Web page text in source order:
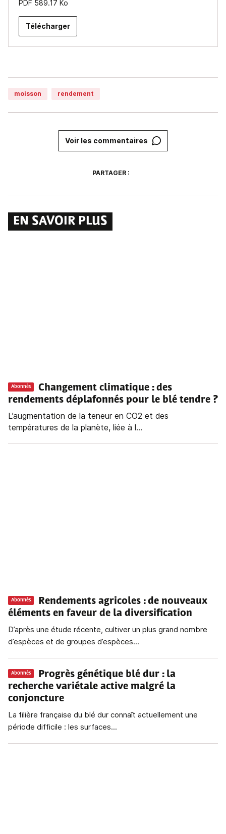
PDF 589.17 Ko
Télécharger
moisson rendement
Voir les commentaires
PARTAGER :
EN SAVOIR PLUS
Abonnés
Changement climatique : des
rendements déplafonnés pour le blé tendre ?
L’augmentation de la teneur en CO2 et des
températures de la planète, liée à l...
Abonnés Rendements agricoles : de nouveaux
éléments en faveur de la diversification
D’après une étude récente, cultiver un plus grand nombre
d’espèces et de groupes d’espèces...
Abonnés Progrès génétique blé dur : la
recherche variétale active malgré la
conjoncture
La filière française du blé dur connaît actuellement une
période difficile : les surfaces...